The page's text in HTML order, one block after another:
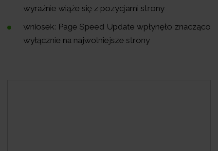
wyraźnie wiąże się z pozycjami strony
wniosek: Page Speed Update wpłynęło znacząco
wyłącznie na najwolniejsze strony